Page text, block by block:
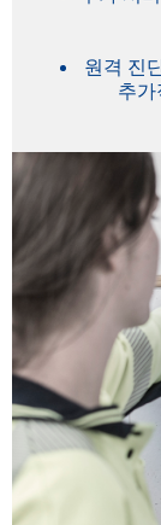
원격 진
추가